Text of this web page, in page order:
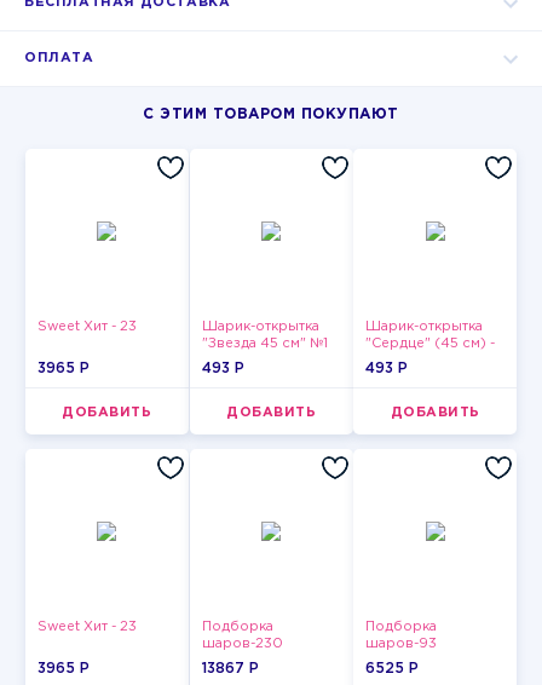
БЕСПЛАТНАЯ ДОСТАВКА
ОПЛАТА
С ЭТИМ ТОВАРОМ ПОКУПАЮТ
Sweet Хит - 23
3965 P
ДОБАВИТЬ
Шарик-открытка
"Звезда 45 см" №1
493 P
ДОБАВИТЬ
Шарик-открытка
"Сердце" (45 см) -
2
493 P
ДОБАВИТЬ
Sweet Хит - 23
3965 P
Подборка
шаров-230
13867 P
Подборка
шаров-93
6525 P